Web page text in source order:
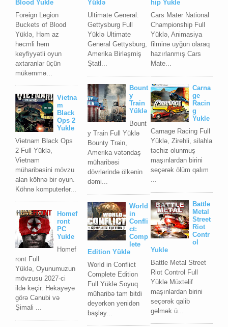
Blood Yukle
Foreign Legion
Buckets of Blood
Yüklə, Həm az
həcmli həm
keyfiyyətli oyun
axtaranlar üçün
mükəmmə...
Vietna
m
Black
Ops 2
Yukle
Vietnam Black Ops
2 Full Yüklə,
Vietnam
müharibəsini mövzu
alan köhnə bir oyun.
Köhnə komputerlər...
Homef
ront
PC
Yukle
Homef
ront Full
Yüklə, Oyunumuzun
mövzusu 2027-ci
ildə keçir. Hekayəyə
görə Cənubi və
Şimali ...
hip Yukle
Cars Mater National
Championship Full
Yüklə, Animasiya
filminə uyğun olaraq
hazırlanmış Cars
Mate...
Carna
ge
Racin
g
Yukle
Carnage Racing Full
Yüklə, Zirehli, silahla
təchiz olunmuş
maşınlardan birini
seçərək ölüm qalım
Battle
Metal
Street
Riot
Contr
ol
Yukle
Battle Metal Street
Riot Control Full
Yüklə Müxtəlif
maşınlardan birini
seçərək qalib
gəlmək ü...
Yüklə
Ultimate General:
Gettysburg Full
Yüklə Ultimate
General Gettysburg,
Amerika Birləşmiş
Ştatl...
Bount
y
Train
Yüklə
Bount
y Train Full Yüklə
Bounty Train,
Amerika vətəndaş
müharibəsi
dövrlərində ölkənin
dəmi...
World
in
Confli
ct:
Comp
lete
Edition Yüklə
World in Conflict
Complete Edition
Full Yüklə Soyuq
müharibə tam bitdi
deyərkən yenidən
başlay...